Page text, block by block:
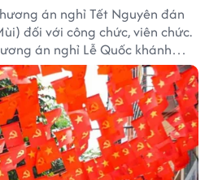
án nghỉ Tết Nguyên đán
đối với công chức, viên chức.
án nghỉ Lễ Quốc khánh
liên tục.